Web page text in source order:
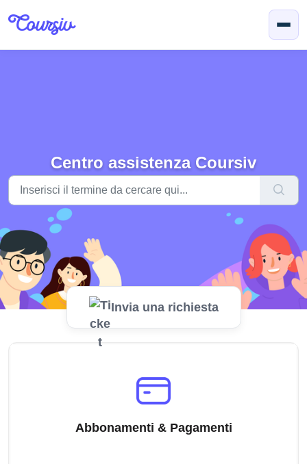
Centro assistenza Coursiv
Invia una richiesta
Abbonamenti & Pagamenti